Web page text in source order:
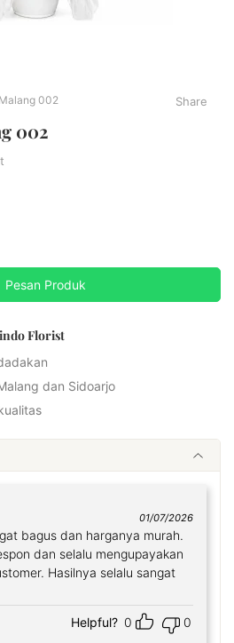
002
002
Pesan Produk
Florist
dan Sidoarjo
Share
01/07/2026
bagus dan harganya murah.
dan selalu mengupayakan
Hasilnya selalu sangat
Helpful? 0 0